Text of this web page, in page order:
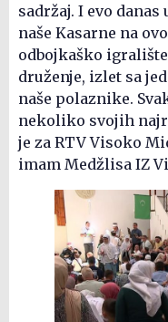
sadržaj. I evo
naše Kasarne na
odbojkaško
druženje, izlet sa
naše polaznike.
nekoliko svojih
je za RTV Visoko
imam Medžlisa IZ